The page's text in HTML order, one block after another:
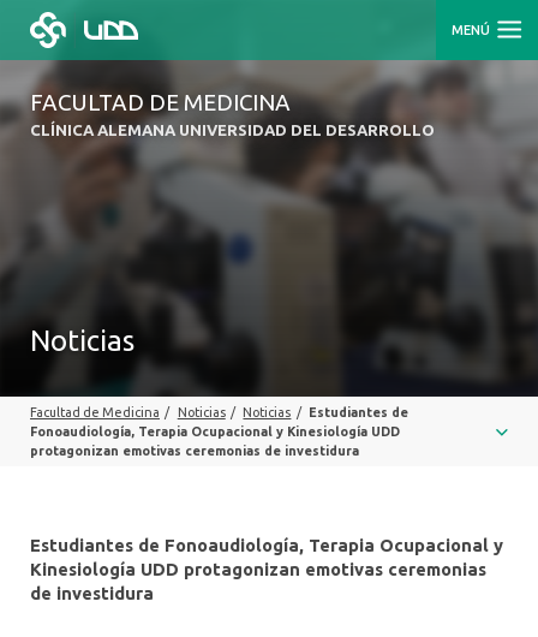
MENÚ
FACULTAD DE MEDICINA
CLÍNICA ALEMANA UNIVERSIDAD DEL DESARROLLO
Noticias
Facultad de Medicina / Noticias / Noticias /
Estudiantes de
Fonoaudiología, Terapia Ocupacional y Kinesiología UDD
protagonizan emotivas ceremonias de investidura
Estudiantes de Fonoaudiología, Terapia Ocupacional y
Kinesiología UDD protagonizan emotivas ceremonias
de investidura